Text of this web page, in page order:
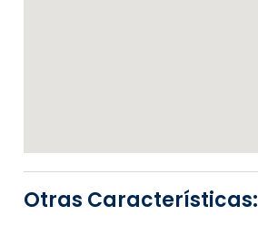
Otras Características: